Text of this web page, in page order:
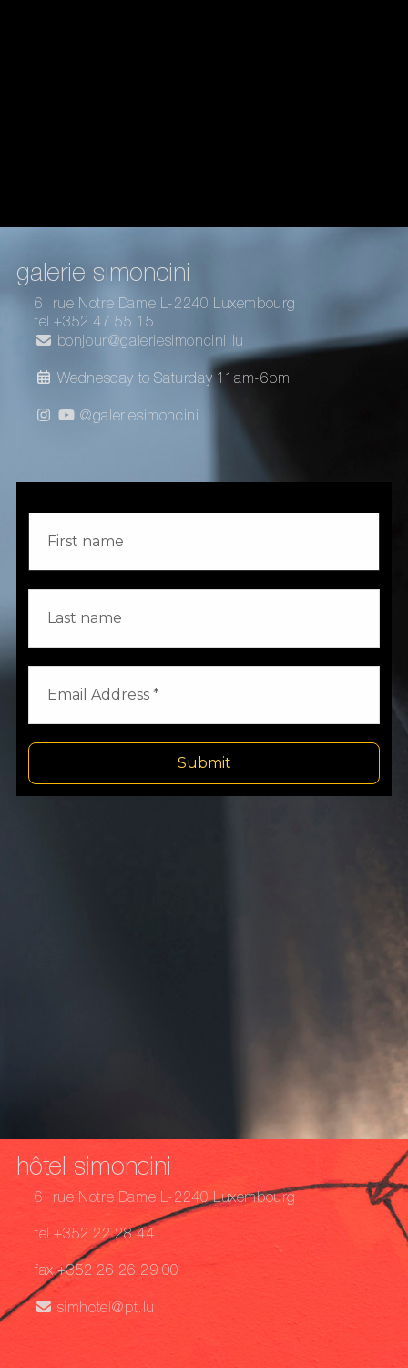
galerie simoncini
6, rue Notre Dame L-2240 Luxembourg
tel +352 47 55 15
bonjour@galeriesimoncini.lu
Wednesday to Saturday 11am-6pm
@galeriesimoncini
hôtel simoncini
6, rue Notre Dame L-2240 Luxembourg
tel +352 22 28 44
fax +352 26 26 29 00
simhotel@pt.lu